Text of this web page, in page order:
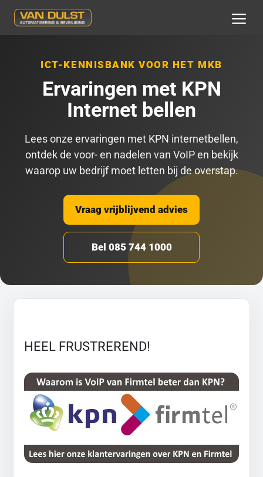
naar
ICT-KENNISBANK VOOR HET MKB
Ervaringen met KPN
Internet bellen
Lees onze ervaringen met KPN internetbellen,
ontdek de voor- en nadelen van VoIP en bekijk
waarop uw bedrijf moet letten bij de overstap.
Vraag vrijblijvend advies
Bel 085 744 1000
HEEL FRUSTREREND!